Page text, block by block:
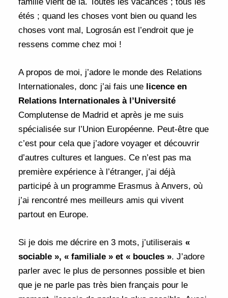
étés ; quand les choses vont bien ou quand les
choses vont mal, Logrosán est l’endroit que je
ressens comme chez moi !
A propos de moi, j’adore le monde des Relations
Internationales, donc j’ai fais une licence en
Relations Internationales à l’Université
Complutense de Madrid et après je me suis
spécialisée sur l’Union Européenne. Peut-être que
c’est pour cela que j’adore voyager et découvrir
d’autres cultures et langues. Ce n’est pas ma
première expérience à l’étranger, j’ai déjà
participé à un programme Erasmus à Anvers, où
j’ai rencontré mes meilleurs amis qui vivent
partout en Europe.
Si je dois me décrire en 3 mots, j’utiliserais«
sociable », « familiale » et « boucles ». J’adore
parler avec le plus de personnes possible et bien
que je ne parle pas très bien français pour le